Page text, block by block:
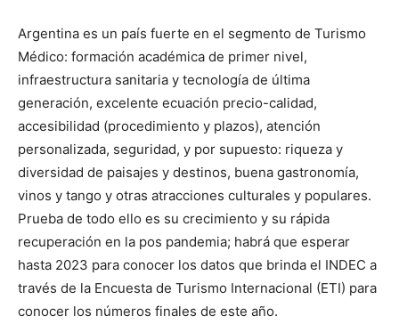
Argentina es un país fuerte en el segmento de Turismo
Médico: formación académica de primer nivel,
infraestructura sanitaria y tecnología de última
generación, excelente ecuación precio-calidad,
accesibilidad (procedimiento y plazos), atención
personalizada, seguridad, y por supuesto: riqueza y
diversidad de paisajes y destinos, buena gastronomía,
vinos y tango y otras atracciones culturales y populares.
Prueba de todo ello es su crecimiento y su rápida
recuperación en la pos pandemia; habrá que esperar
hasta 2023 para conocer los datos que brinda el INDEC a
través de la Encuesta de Turismo Internacional (ETI) para
conocer los números finales de este año.